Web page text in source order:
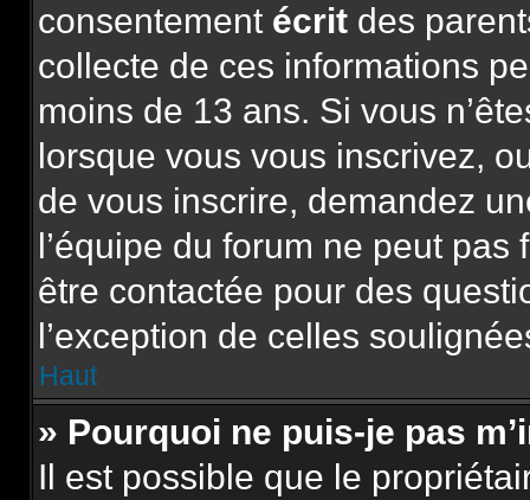
consentement écrit des
collecte de ces informations
moins de 13 ans. Si vous
lorsque vous vous inscrivez,
de vous inscrire, demandez
l’équipe du forum ne peut
être contactée pour des
l’exception de celles
Haut
» Pourquoi ne puis-je pas
Il est possible que le